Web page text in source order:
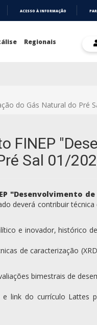
ACESSO À INFORMAÇÃO
Regionais
do Gás Natural do Pré
FINEP
Sal 01/
"Desenvolvimento
deverá contribuir
e inovador, histórico
de caracterização
bimestrais de
link do currículo Lattes